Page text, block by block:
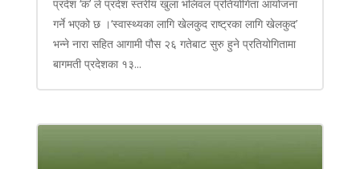
प्रदेश ‘क’ ले प्रदेश स्तरीय खुला भलिवल प्रतियोगिता आयोजना
गर्ने भएको छ ।‘स्वास्थ्यका लागि खेलकुद राष्ट्रका लागि खेलकुद’
भन्ने नारा सहित आगामी पौस २६ गतेबाट सुरु हुने प्रतियोगितामा
बागमती प्रदेशका १३...